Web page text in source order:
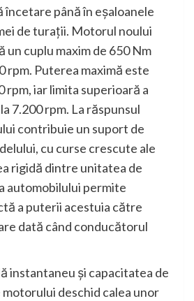
până în eşaloanele
de turaţii. Motorul noului
un cuplu maxim de 650 Nm
rpm. Puterea maximă este
rpm, iar limita superioară a
7.200 rpm. La răspunsul
contribuie un suport de
cu curse crescute ale
rigidă dintre unitatea de
automobilului permite
a puterii acestuia către
dată când conducătorul
instantaneu şi capacitatea de
deschid calea unor